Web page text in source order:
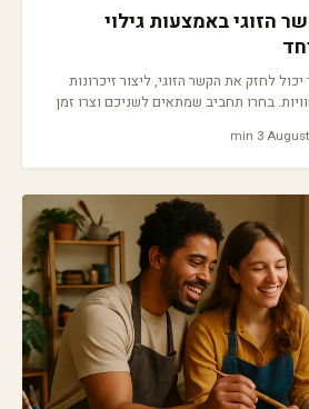
הזוגי באמצעות גילוי
לחזק את הקשר הזוגי, ליצור זיכרונות
בחרו תחביב שמתאים לשניכם וצרו זמן
·
3 min